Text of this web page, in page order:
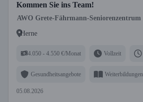
Kommen Sie ins Team!
AWO Grete-Fährmann-Seniorenzentrum
Herne
4.050 - 4.550 €/Monat Vollzeit
Gesundheitsangebote Weiterbildungen
05.08.2026